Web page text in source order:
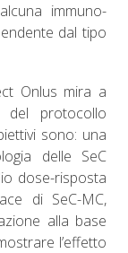
immuno-
dal tipo
Onlus mira a
del protocollo
sono: una
delle SeC
dose-risposta
di SeC-MC,
alla base
l’effetto